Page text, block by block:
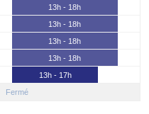
13h - 18h
13h - 18h
13h - 18h
13h - 18h
13h - 17h
Fermé